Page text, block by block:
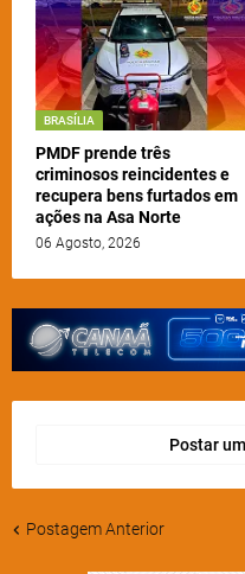
BRASÍLIA
PMDF prende três
criminosos reincidentes e
recupera bens furtados em
ações na Asa Norte
06 Agosto, 2026
Postar
Postagem Anterior